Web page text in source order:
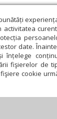
date.
fişierelor de
cookie